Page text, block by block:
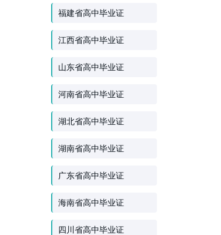
福建省高中毕业证
江西省高中毕业证
山东省高中毕业证
河南省高中毕业证
湖北省高中毕业证
湖南省高中毕业证
广东省高中毕业证
海南省高中毕业证
四川省高中毕业证